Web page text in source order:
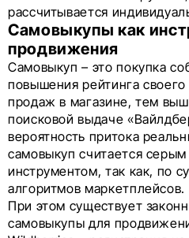
рассчитывается
Самовыкупы как
продвижения
Самовыкуп – это покупка
повышения рейтинга
продаж в магазине, тем
поисковой выдаче
вероятность притока
самовыкуп считается
инструментом, так как, по
алгоритмов маркетплейсов.
При этом существует
самовыкупы для